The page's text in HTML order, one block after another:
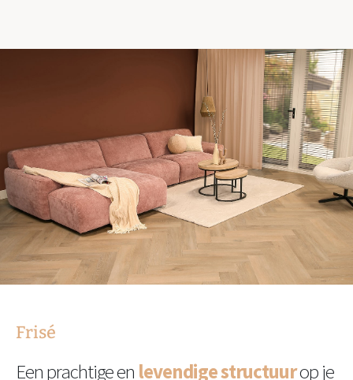
Frisé
Een prachtige en levendige structuurop je